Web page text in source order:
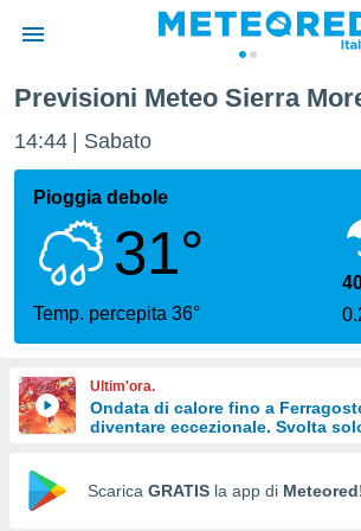
di
per
le
di
Web
Previsioni Meteo Sierra
14:44 Sabato
Pioggia debole
31°
Temp. percepita 36°
Ultim'ora.
Ondata di calore fino a
diventare eccezionale. Svolta
Scarica GRATIS la app di